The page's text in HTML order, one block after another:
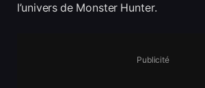
l’univers de Monster Hunter.
Publicité